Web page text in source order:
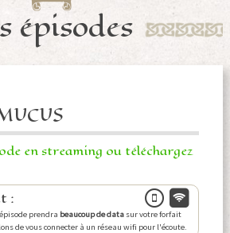
épisodes
en streaming ou téléchargez
:
prendra beaucoup de datasur votre forfait
de vous connecter à un réseau wifi pour l'écoute.